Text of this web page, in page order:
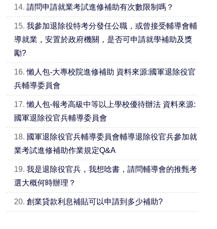
14. 請問申請就業考試進修補助有次數限制嗎？
15. 我參加退除役特考分發任公職，或曾接受輔導會輔
導就業，安置於政府機關，是否可申請就學補助及獎
勵?
16.懶人包-大專校院進修補助 資料來源:國軍退除役官
兵輔導委員會
17.懶人包-報考高級中等以上學校優待辦法 資料來源:
國軍退除役官兵輔導委員會
18. 國軍退除役官兵輔導委員會輔導退除役官兵參加就
業考試進修補助作業規定Q&A
19. 我是退除役官兵，我想唸書，請問輔導會的推甄考
選大概何時辦理？
20. 創業貸款利息補貼可以申請到多少補助?